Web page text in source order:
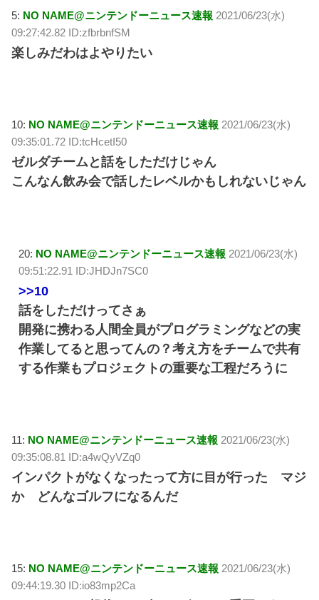
5: NO NAME@ニンテンドーニュース速報 2021/06/23(水)
09:27:42.82 ID:zfbrbnfSM
楽しみだわはよやりたい
10: NO NAME@ニンテンドーニュース速報 2021/06/23(水)
09:35:01.72 ID:tcHcetI50
ゼルダチームと話をしただけじゃん
こんなん飲み会で話したレベルかもしれないじゃん
20: NO NAME@ニンテンドーニュース速報 2021/06/23(水)
09:51:22.91 ID:JHDJn7SC0
>>10
話をしただけってさぁ
開発に携わる人間全員がプログラミングなどの実
作業してると思ってんの？考え方をチームで共有
する作業もプロジェクトの重要な工程だろうに
11: NO NAME@ニンテンドーニュース速報 2021/06/23(水)
09:35:08.81 ID:a4wQyVZq0
インパクトがなくなったって方に目が行った マジ
か どんなゴルフになるんだ
15: NO NAME@ニンテンドーニュース速報 2021/06/23(水)
09:44:19.30 ID:io83mp2Ca